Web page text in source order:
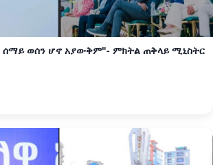
ሰማይ ወሰን ሆኖ አያውቅም"- ምክትል ጠቅላይ ሚኒስትር